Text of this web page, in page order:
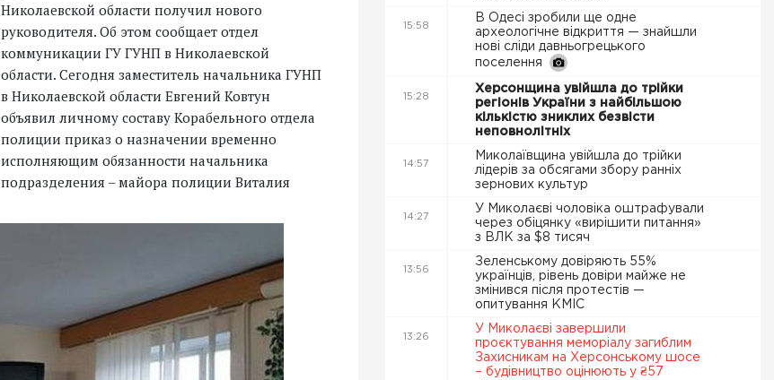
Николаевской области получил нового
руководителя. Об этом сообщает отдел
коммуникации ГУ ГУНП в Николаевской
области. Сегодня заместитель начальника ГУНП
в Николаевской области Евгений Ковтун
объявил личному составу Корабельного отдела
полиции приказ о назначении временно
исполняющим обязанности начальника
подразделения – майора полиции Виталия
15:58
В Одесі зробили ще одне
археологічне відкриття — знайшли
нові сліди давньогрецького
поселення
15:28
Херсонщина увійшла до трійки
регіонів України з найбільшою
кількістю зниклих безвісти
неповнолітніх
14:57
Миколаївщина увійшла до трійки
лідерів за обсягами збору ранніх
зернових культур
14:27
У Миколаєві чоловіка оштрафували
через обіцянку «вирішити питання»
з ВЛК за $8 тисяч
13:56
Зеленському довіряють 55%
українців, рівень довіри майже не
змінився після протестів —
опитування КМІС
13:26
У Миколаєві завершили
проєктування меморіалу загиблим
Захисникам на Херсонському шосе
– будівництво оцінюють у ₴57